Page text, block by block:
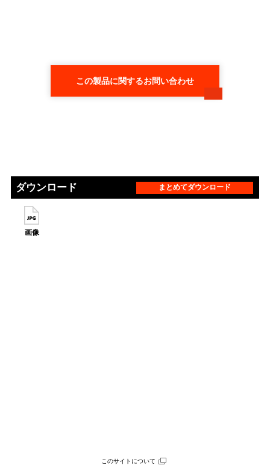
この製品に関するお問い合わせ
ダウンロード まとめてダウンロード
画像
このサイトについて